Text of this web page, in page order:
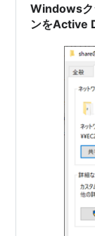
Windowsク
ンをActive